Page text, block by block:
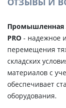
Промышленная
PRO - надежное
перемещения
складских
материалов с
обеспечивает
оборудования.